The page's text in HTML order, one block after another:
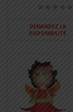
DEMANDEZ LA
DISPONIBILITÉ